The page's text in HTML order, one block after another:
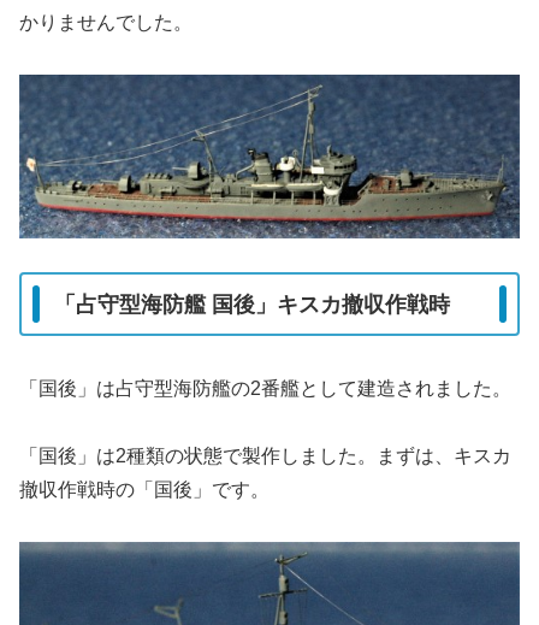
かりませんでした。
「占守型海防艦 国後」キスカ撤収作戦時
「国後」は占守型海防艦の2番艦として建造されました。
「国後」は2種類の状態で製作しました。まずは、キスカ
撤収作戦時の「国後」です。